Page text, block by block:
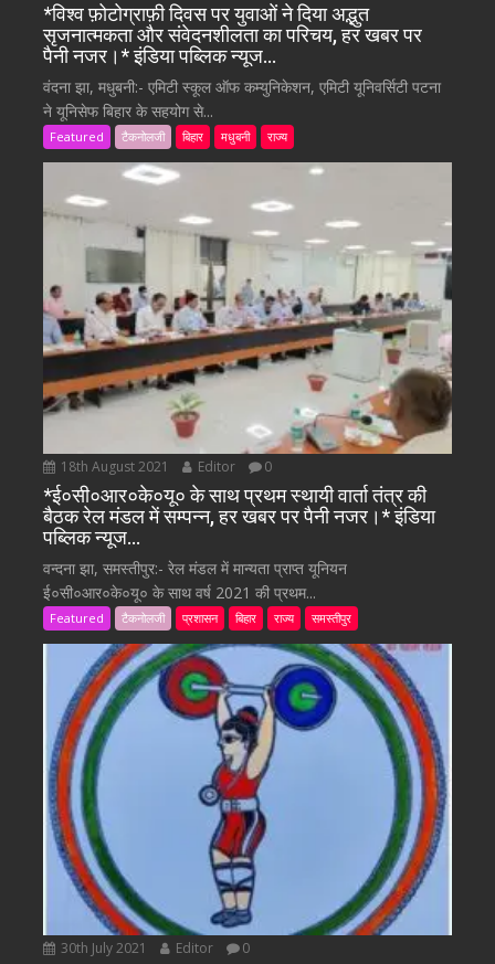
*विश्व फ़ोटोग्राफ़ी दिवस पर युवाओं ने दिया अद्भुत
सृजनात्मकता और संवेदनशीलता का परिचय, हर खबर पर
पैनी नजर।* इंडिया पब्लिक न्यूज…
वंदना झा, मधुबनी:- एमिटी स्कूल ऑफ कम्युनिकेशन, एमिटी यूनिवर्सिटी पटना
ने यूनिसेफ बिहार के सहयोग से...
Featured टैकनोलजी बिहार मधुबनी राज्य
18th August 2021 Editor 0
*ई०सी०आर०के०यू० के साथ प्रथम स्थायी वार्ता तंत्र की
बैठक रेल मंडल में सम्पन्न, हर खबर पर पैनी नजर।* इंडिया
पब्लिक न्यूज…
वन्दना झा, समस्तीपुर:- रेल मंडल में मान्यता प्राप्त यूनियन
ई०सी०आर०के०यू० के साथ वर्ष 2021 की प्रथम...
Featured टैकनोलजी प्रशासन बिहार राज्य समस्तीपुर
30th July 2021 Editor 0